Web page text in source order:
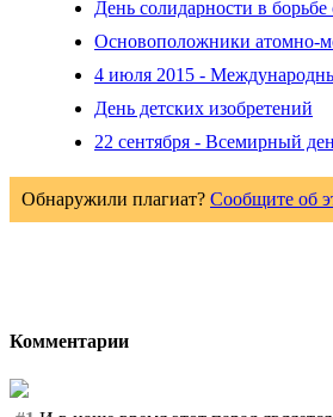
День солидарности в
Основоположники атомно-
4 июля 2015 -
День детских изобретений
22 сентября - Всемирный
Обнаружили плагиат? Сообщите об
Комментарии